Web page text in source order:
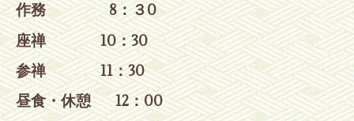
作務 8：３0
座禅 10：30
参禅11：30
昼食・休憩 12：00